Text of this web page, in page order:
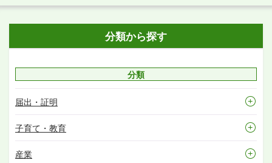
分類から探す
分類
届出・証明
子育て・教育
産業